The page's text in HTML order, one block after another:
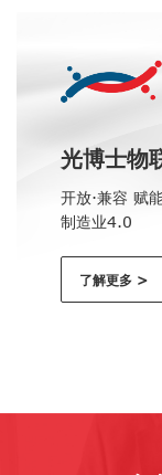
光博士物
开放·兼容 赋
制造业4.0
了解更多 >